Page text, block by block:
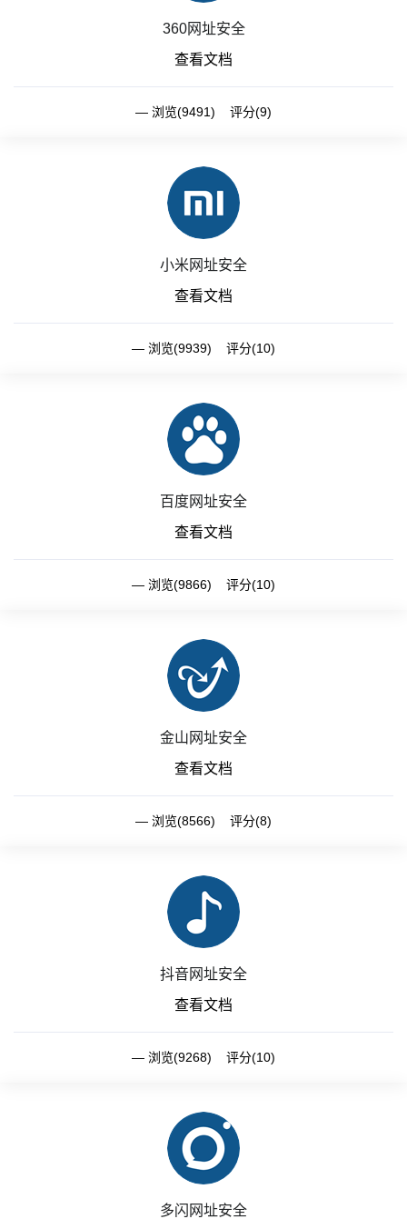
360网址安全
查看文档
浏览(9491) 评分(9)
小米网址安全
查看文档
浏览(9939) 评分(10)
百度网址安全
查看文档
浏览(9866) 评分(10)
金山网址安全
查看文档
浏览(8566) 评分(8)
抖音网址安全
查看文档
浏览(9268) 评分(10)
多闪网址安全